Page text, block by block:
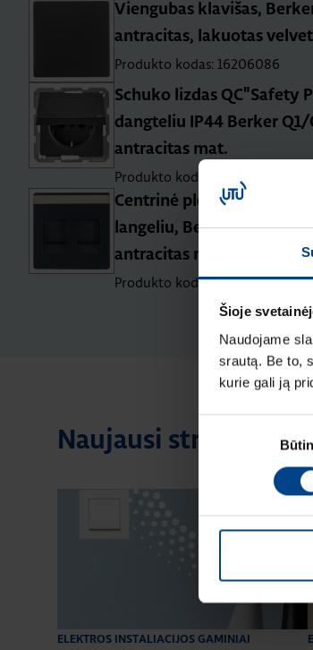
Šioje
Naudojame
srautą. Be to,
kurie gali ją
Viengubas klavišas,
antracitas, lakuotas
Produkto kodas: 16206086
Schuko lizdas QC"Safety
dangteliu IP44 Berker
antracitas mat.
Produkto kodas: 47516086
Centrinė plokštė „Safety
langeliu, Berker Q1/Q3/
antracitas matinis
Produkto kodas: 11816086
Naujausi straipsniai
ELEKTROS INSTALIACIJOS GAMINIAI